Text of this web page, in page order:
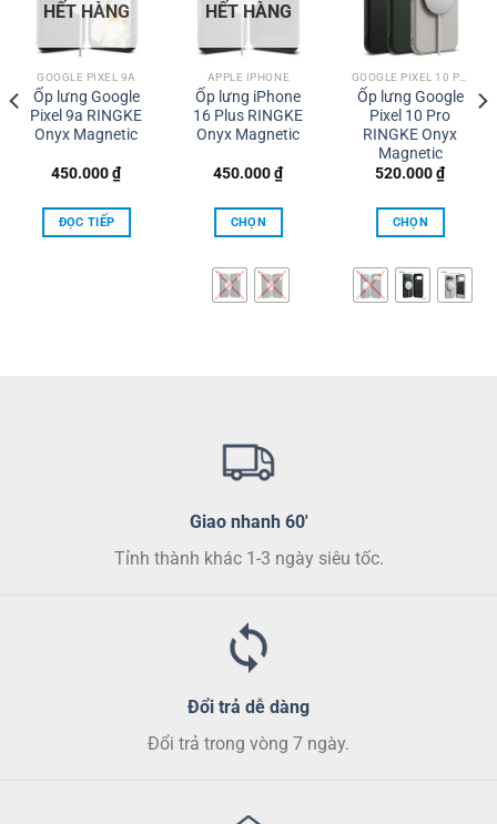
HẾT HÀNG
GOOGLE PIXEL 9A
Ốp lưng Google
Pixel 9a RINGKE
Onyx Magnetic
450.000₫
ĐỌC TIẾP
HẾT HÀNG
APPLE IPHONE
Ốp lưng iPhone
16 Plus RINGKE
Onyx Magnetic
450.000₫
CHỌN
phẩm
này
chọn
có
được
chọn
sản
phẩm
Ốp lưng Google
Pixel 10 Pro
RINGKE Onyx
Magnetic
520.000₫
CHỌN
phẩm
này
Giao nhanh 60'
Tỉnh thành khác 1-3 ngày siêu tốc.
Đổi trả dễ dàng
Đổi trả trong vòng 7 ngày.